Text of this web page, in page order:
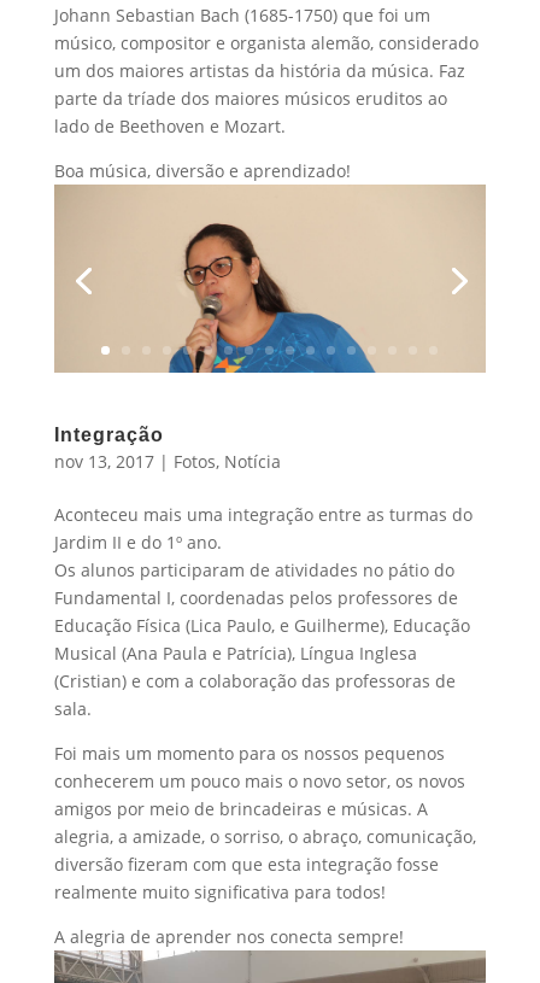
Johann Sebastian Bach (1685-1750) que foi um
músico, compositor e organista alemão, considerado
um dos maiores artistas da história da música. Faz
parte da tríade dos maiores músicos eruditos ao
lado de Beethoven e Mozart.
Boa música, diversão e aprendizado!
Integração
nov 13, 2017| Fotos, Notícia
Aconteceu mais uma integração entre as turmas do
Jardim II e do 1º ano.
Os alunos participaram de atividades no pátio do
Fundamental I, coordenadas pelos professores de
Educação Física (Lica Paulo, e Guilherme), Educação
Musical (Ana Paula e Patrícia), Língua Inglesa
(Cristian) e com a colaboração das professoras de
sala.
Foi mais um momento para os nossos pequenos
conhecerem um pouco mais o novo setor, os novos
amigos por meio de brincadeiras e músicas. A
alegria, a amizade, o sorriso, o abraço, comunicação,
diversão fizeram com que esta integração fosse
realmente muito significativa para todos!
A alegria de aprender nos conecta sempre!